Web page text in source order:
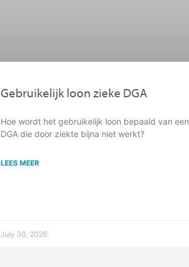
Gebruikelijk loon zieke DGA
Hoe wordt het gebruikelijk loon bepaald van een
DGA die door ziekte bijna niet werkt?
LEES MEER
July 30, 2026